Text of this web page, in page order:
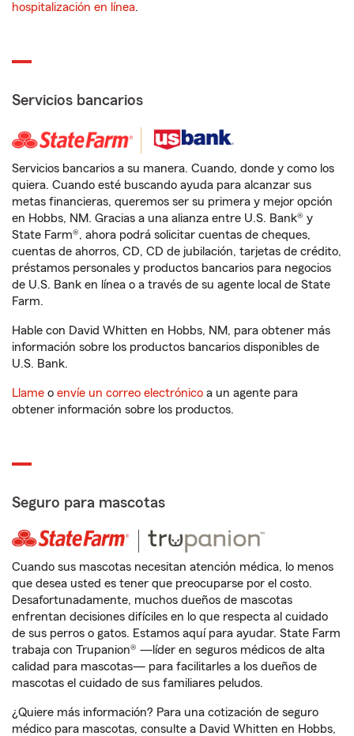
hospitalización en línea.
Servicios bancarios
Servicios bancarios a su manera. Cuando, donde y como los
quiera. Cuando esté buscando ayuda para alcanzar sus
metas financieras, queremos ser su primera y mejor opción
en Hobbs, NM. Gracias a una alianza entre U.S. Bank® y
State Farm®, ahora podrá solicitar cuentas de cheques,
cuentas de ahorros, CD, CD de jubilación, tarjetas de crédito,
préstamos personales y productos bancarios para negocios
de U.S. Bank en línea o a través de su agente local de State
Farm.
Hable con David Whitten en Hobbs, NM, para obtener más
información sobre los productos bancarios disponibles de
U.S. Bank.
Llame o envíe un correo electrónico a un agente para
obtener información sobre los productos.
Seguro para mascotas
Cuando sus mascotas necesitan atención médica, lo menos
que desea usted es tener que preocuparse por el costo.
Desafortunadamente, muchos dueños de mascotas
enfrentan decisiones difíciles en lo que respecta al cuidado
de sus perros o gatos. Estamos aquí para ayudar. State Farm
trabaja con Trupanion® —líder en seguros médicos de alta
calidad para mascotas— para facilitarles a los dueños de
mascotas el cuidado de sus familiares peludos.
¿Quiere más información? Para una cotización de seguro
médico para mascotas, consulte a David Whitten en Hobbs,